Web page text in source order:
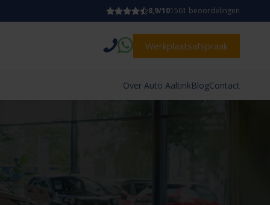
8,9/101561 beoordelingen
Werkplaatsafspraak
Over Auto AaltinkBlogContact